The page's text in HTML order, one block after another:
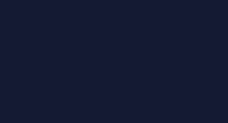
начался с состава